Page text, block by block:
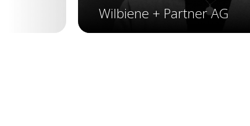
Wilbiene + Partner AG